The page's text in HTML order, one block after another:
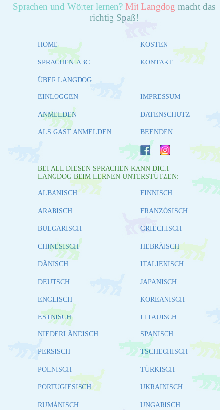
Sprachen und Wörter lernen? Mit Langdog macht das
richtig Spaß!
HOME
SPRACHEN-ABC
ÜBER LANGDOG
KOSTEN
KONTAKT
EINLOGGEN
ANMELDEN
ALS GAST ANMELDEN
IMPRESSUM
DATENSCHUTZ
BEENDEN
BEI ALL DIESEN SPRACHEN KANN DICH
LANGDOG BEIM LERNEN UNTERSTÜTZEN:
ALBANISCH
ARABISCH
BULGARISCH
CHINESISCH
DÄNISCH
DEUTSCH
ENGLISCH
ESTNISCH
FINNISCH
FRANZÖSISCH
GRIECHISCH
HEBRÄISCH
ITALIENISCH
JAPANISCH
KOREANISCH
LITAUISCH
NIEDERLÄNDISCH
PERSISCH
POLNISCH
PORTUGIESISCH
RUMÄNISCH
SPANISCH
TSCHECHISCH
TÜRKISCH
UKRAINISCH
UNGARISCH